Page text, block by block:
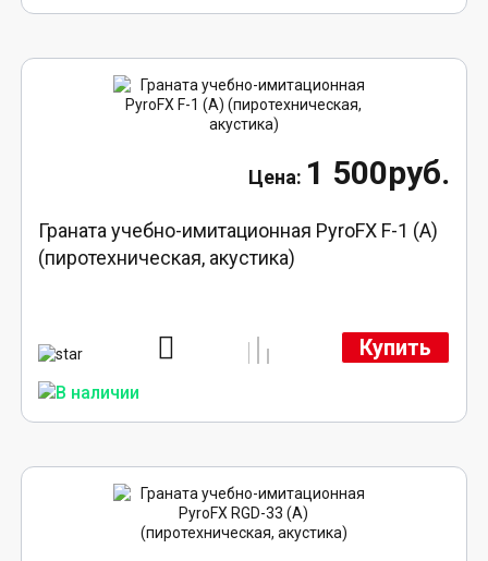
1 500руб.
Граната учебно-имитационная PyroFX F-1 (A)
(пиротехническая, акустика)
Купить